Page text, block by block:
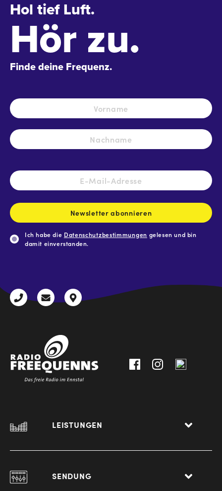
Hol tief Luft.
Hör zu.
Finde deine Frequenz.
Name *
E-
Mail-
Newsletter abonnieren
Ich habe die Datenschutzbestimmungen gelesen und bin
damit einverstanden.
+43
radio@freequenns.at
Kulturhausstraße
LEISTUNGEN
SENDUNG